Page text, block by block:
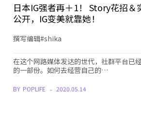
日本IG强者再＋1！ Story花招＆
公开，IG变美就靠她！
撰写编辑#shika
在这个网路媒体发达的世代，社群平台已
的一部份。如何去经营自己的…
BY POPLIFE 2020.05.14